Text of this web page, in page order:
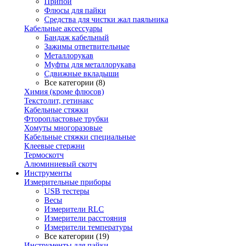
Флюсы для пайки
Средства для чистки жал паяльника
Кабельные аксессуары
Бандаж кабельный
Зажимы ответвительные
Металлорукав
Муфты для металлорукава
Сдвижные вкладыши
Все категории (8)
Химия (кроме флюсов)
Текстолит, гетинакс
Кабельные стяжки
Фторопластовые трубки
Хомуты многоразовые
Кабельные стяжки специальные
Клеевые стержни
Термоскотч
Алюминиевый скотч
Инструменты
Измерительные приборы
USB тестеры
Весы
Измерители RLC
Измерители расстояния
Измерители температуры
Все категории (19)